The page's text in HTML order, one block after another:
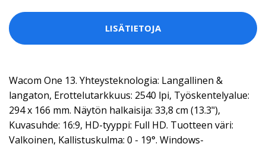
LISÄTIETOJA
Wacom One 13. Yhteysteknologia: Langallinen &
langaton, Erottelutarkkuus: 2540 lpi, Työskentelyalue:
294 x 166 mm. Näytön halkaisija: 33,8 cm (13.3"),
Kuvasuhde: 16:9, HD-tyyppi: Full HD. Tuotteen väri:
Valkoinen, Kallistuskulma: 0 - 19°. Windows-